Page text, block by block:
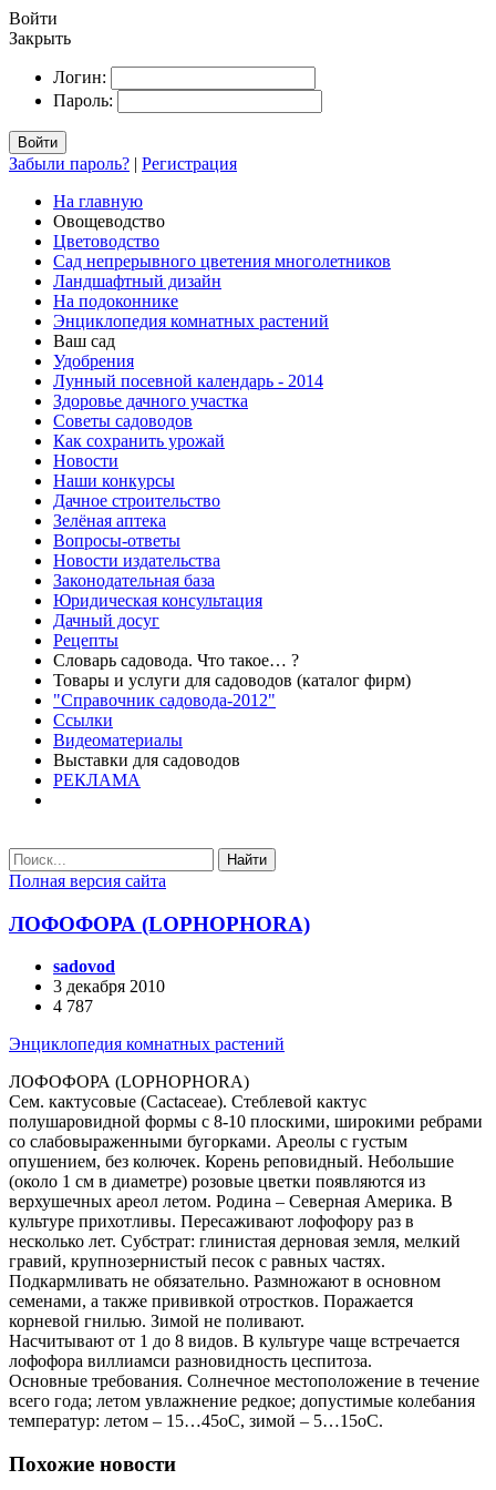
Войти
Закрыть
Логин:
Пароль:
Войти
Забыли пароль? | Регистрация
На главную
Овощеводство
Цветоводство
Сад непрерывного цветения многолетников
Ландшафтный дизайн
На подоконнике
Энциклопедия комнатных растений
Ваш сад
Удобрения
Лунный посевной календарь - 2014
Здоровье дачного участка
Советы садоводов
Как сохранить урожай
Новости
Наши конкурсы
Дачное строительство
Зелёная аптека
Вопросы-ответы
Новости издательства
Законодательная база
Юридическая консультация
Дачный досуг
Рецепты
Словарь садовода. Что такое… ?
Товары и услуги для садоводов (каталог фирм)
"Справочник садовода-2012"
Ссылки
Видеоматериалы
Выставки для садоводов
РЕКЛАМА
Найти
Полная версия сайта
ЛОФОФОРА (LOPHOPHORA)
sadovod
3 декабря 2010
4 787
Энциклопедия комнатных растений
ЛОФОФОРА (LOPHOPHORA)
Сем. кактусовые (Cactaceae). Стеблевой кактус
полушаровидной формы с 8-10 плоскими, широкими ребрами
со слабовыраженными бугорками. Ареолы с густым
опушением, без колючек. Корень реповидный. Небольшие
(около 1 см в диаметре) розовые цветки появляются из
верхушечных ареол летом. Родина – Северная Америка. В
культуре прихотливы. Пересаживают лофофору раз в
несколько лет. Субстрат: глинистая дерновая земля, мелкий
гравий, крупнозернистый песок с равных частях.
Подкармливать не обязательно. Размножают в основном
семенами, а также прививкой отростков. Поражается
корневой гнилью. Зимой не поливают.
Насчитывают от 1 до 8 видов. В культуре чаще встречается
лофофора виллиамси разновидность цеспитоза.
Основные требования. Солнечное местоположение в течение
всего года; летом увлажнение редкое; допустимые колебания
температур: летом – 15…45оС, зимой – 5…15оС.
Похожие новости